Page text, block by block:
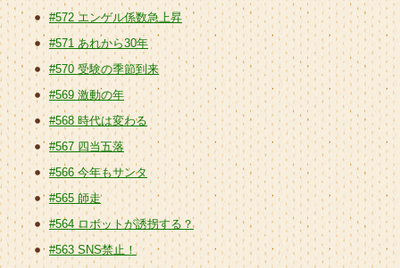
#572 エンゲル係数急上昇
#571 あれから30年
#570 受験の季節到来
#569 激動の年
#568 時代は変わる
#567 四当五落
#566 今年もサンタ
#565 師走
#564 ロボットが誘拐する？
#563 SNS禁止！